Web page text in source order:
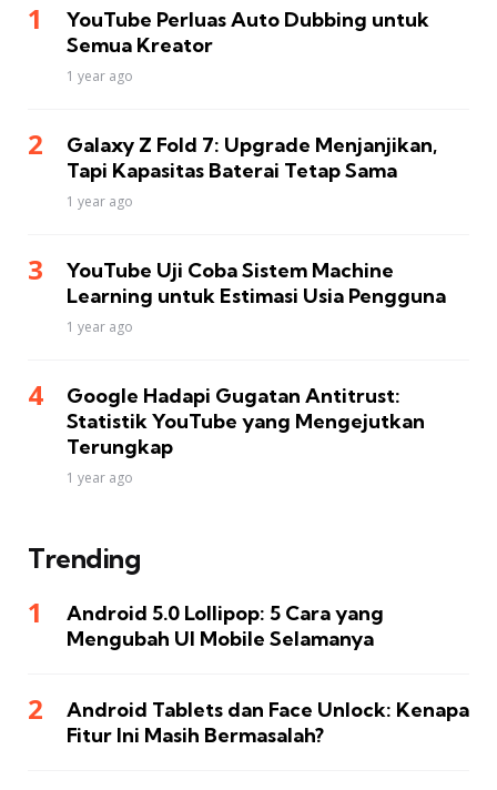
YouTube Perluas Auto Dubbing untuk
Semua Kreator
1 year ago
Galaxy Z Fold 7: Upgrade Menjanjikan,
Tapi Kapasitas Baterai Tetap Sama
1 year ago
YouTube Uji Coba Sistem Machine
Learning untuk Estimasi Usia Pengguna
1 year ago
Google Hadapi Gugatan Antitrust:
Statistik YouTube yang Mengejutkan
Terungkap
1 year ago
Trending
Android 5.0 Lollipop: 5 Cara yang
Mengubah UI Mobile Selamanya
Android Tablets dan Face Unlock: Kenapa
Fitur Ini Masih Bermasalah?